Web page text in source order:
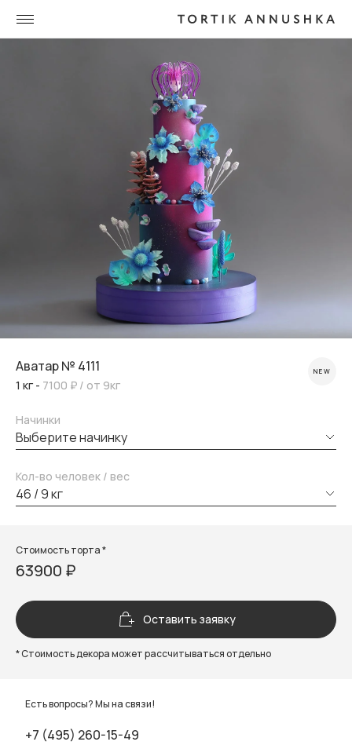
Аватар № 4111
1 кг - 7100 ₽ / от 9кг
NEW
Начинки
выберите начинку
Кол-во человек / вес
46 / 9 кг
Стоимость торта *
63900 ₽
Оставить заявку
* Стоимость декора может рассчитываться отдельно
Есть вопросы? Мы на связи!
+7 (495) 260-15-49